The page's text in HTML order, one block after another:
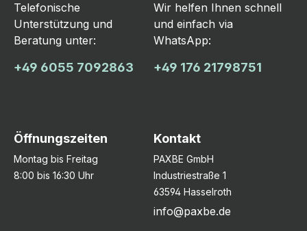
Telefonische
Unterstützung und
Beratung unter:
+49 6055 7092863
Wir helfen Ihnen schnell
und einfach via
WhatsApp:
+49 176 21798751
Öffnungszeiten
Montag bis Freitag
8:00 bis 16:30 Uhr
Kontakt
PAXBE GmbH
Industriestraße 1
63594 Hasselroth
info@paxbe.de